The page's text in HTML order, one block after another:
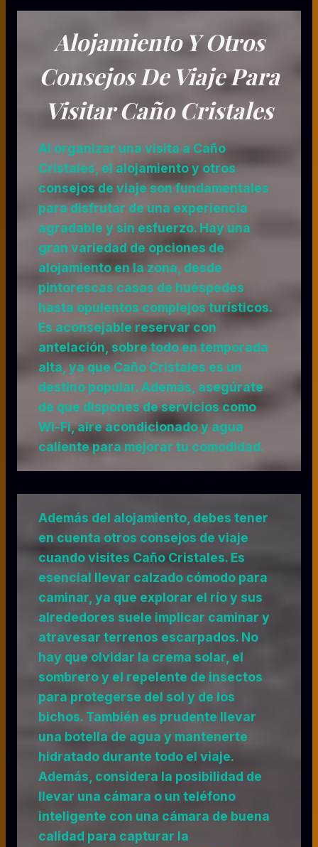
Alojamiento Y Otros
Consejos De Viaje Para
Visitar Caño Cristales
Al organizar una visita a Caño
Cristales, el alojamiento y otros
consejos de viaje son fundamentales
para disfrutar de una experiencia
agradable y sin esfuerzo. Hay una
gran variedad de opciones de
alojamiento en la zona, desde
pintorescas casas de huéspedes
hasta opulentos complejos turísticos.
Es aconsejable reservar con
antelación, sobre todo en temporada
alta, ya que Caño Cristales es un
destino popular. Además, asegúrate
de que dispones de servicios como
Wi-Fi, aire acondicionado y agua
caliente para mejorar tu comodidad.
Además del alojamiento, debes tener
en cuenta otros consejos de viaje
cuando visites Caño Cristales. Es
esencial llevar calzado cómodo para
caminar, ya que explorar el río y sus
alrededores suele implicar caminar y
atravesar terrenos escarpados. No
hay que olvidar la crema solar, el
sombrero y el repelente de insectos
para protegerse del sol y de los
bichos. También es prudente llevar
una botella de agua y mantenerte
hidratado durante todo el viaje.
Además, considera la posibilidad de
llevar una cámara o un teléfono
inteligente con una cámara de buena
calidad para capturar la